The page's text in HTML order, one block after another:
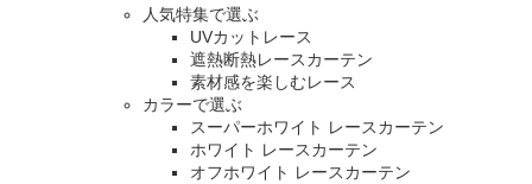
人気特集で選ぶ
UVカットレース
遮熱断熱レースカーテン
素材感を楽しむレース
カラーで選ぶ
スーパーホワイト レースカーテン
ホワイト レースカーテン
オフホワイト レースカーテン